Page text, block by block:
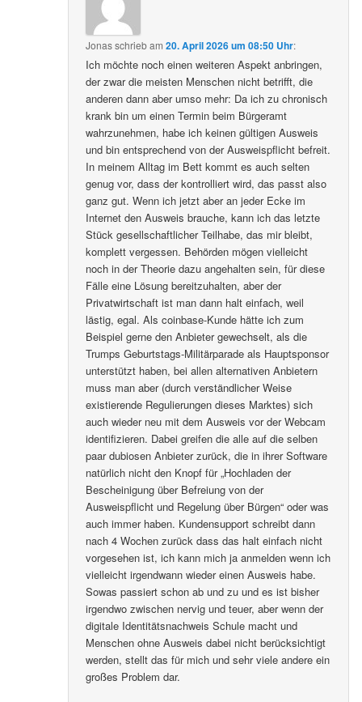
Jonasschriebam20. April 2026 um 08:50 Uhr:
Ich möchte noch einen weiteren Aspekt anbringen,
der zwar die meisten Menschen nicht betrifft, die
anderen dann aber umso mehr: Da ich zu chronisch
krank bin um einen Termin beim Bürgeramt
wahrzunehmen, habe ich keinen gültigen Ausweis
und bin entsprechend von der Ausweispflicht befreit.
In meinem Alltag im Bett kommt es auch selten
genug vor, dass der kontrolliert wird, das passt also
ganz gut. Wenn ich jetzt aber an jeder Ecke im
Internet den Ausweis brauche, kann ich das letzte
Stück gesellschaftlicher Teilhabe, das mir bleibt,
komplett vergessen. Behörden mögen vielleicht
noch in der Theorie dazu angehalten sein, für diese
Fälle eine Lösung bereitzuhalten, aber der
Privatwirtschaft ist man dann halt einfach, weil
lästig, egal. Als coinbase-Kunde hätte ich zum
Beispiel gerne den Anbieter gewechselt, als die
Trumps Geburtstags-Militärparade als Hauptsponsor
unterstützt haben, bei allen alternativen Anbietern
muss man aber (durch verständlicher Weise
existierende Regulierungen dieses Marktes) sich
auch wieder neu mit dem Ausweis vor der Webcam
identifizieren. Dabei greifen die alle auf die selben
paar dubiosen Anbieter zurück, die in ihrer Software
natürlich nicht den Knopf für „Hochladen der
Bescheinigung über Befreiung von der
Ausweispflicht und Regelung über Bürgen“ oder was
auch immer haben. Kundensupport schreibt dann
nach 4 Wochen zurück dass das halt einfach nicht
vorgesehen ist, ich kann mich ja anmelden wenn ich
vielleicht irgendwann wieder einen Ausweis habe.
Sowas passiert schon ab und zu und es ist bisher
irgendwo zwischen nervig und teuer, aber wenn der
digitale Identitätsnachweis Schule macht und
Menschen ohne Ausweis dabei nicht berücksichtigt
werden, stellt das für mich und sehr viele andere ein
großes Problem dar.